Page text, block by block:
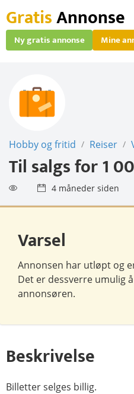
GratisAnnonse
Ny gratis annonse Mine
Hobby og fritid / Reiser /
Til salgs for1
4 måneder siden
Varsel
Annonsen har utløpt og
Det er dessverre umulig
annonsøren.
Beskrivelse
Billetter selges billig.